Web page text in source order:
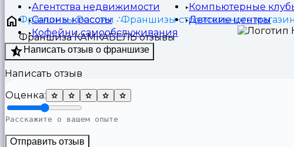
Агентства недвижимости
Компьютерные
Салоны красоты
Детские центры
Кофейни самообслуживания
Франшизы России Франшизы строительного
Франшиза КАМКАБЕЛЬ отзывы
Написать отзыв о франшизе
Написать отзыв
Оценка:
Отправить отзыв